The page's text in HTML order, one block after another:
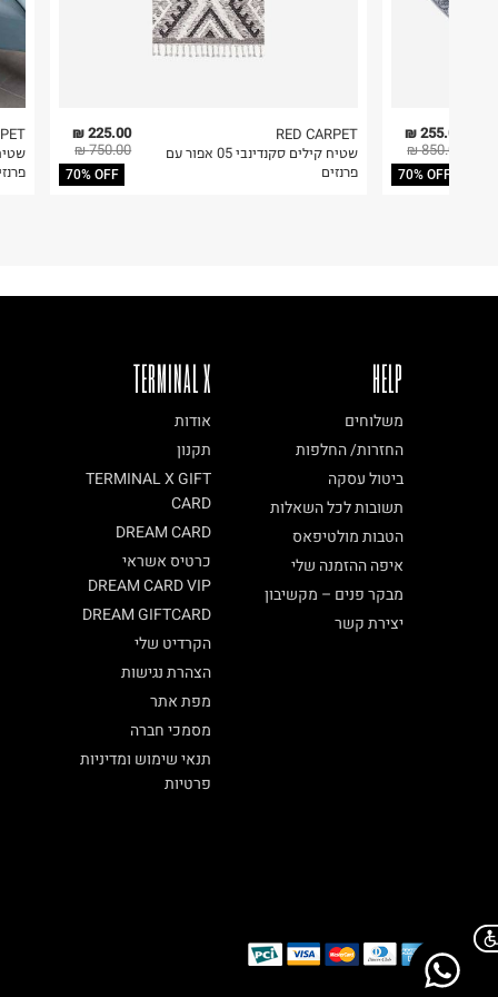
בית פוקס-רח' החרמון
קריית שדה התעופה
225.00 ₪
750.00 ₪
70% OFF
RED CARPET
שטיח קילים סקנדינבי 05 אפור עם
פרנזים
255.00 ₪
850.00 ₪
70% OFF
TERMINAL X
אודות
תקנון
TERMINAL X GIFT
CARD
DREAM CARD
כרטיס אשראי
DREAM CARD VIP
DREAM GIFTCARD
הקרדיט שלי
הצהרת נגישות
מפת אתר
מסמכי חברה
תנאי שימוש ומדיניות
פרטיות
HELP
משלוחים
החזרות/ החלפות
ביטול עסקה
תשובות לכל השאלות
הטבות מולטיפאס
איפה ההזמנה שלי
מבקר פנים – מקשיבון
יצירת קשר
Chat on WhatsApp